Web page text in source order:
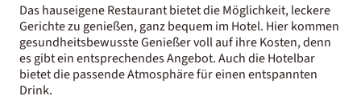
Das hauseigene Restaurant bietet die Möglichkeit, leckere
Gerichte zu genießen, ganz bequem im Hotel. Hier kommen
gesundheitsbewusste Genießer voll auf ihre Kosten, denn
es gibt ein entsprechendes Angebot. Auch die Hotelbar
bietet die passende Atmosphäre für einen entspannten
Drink.